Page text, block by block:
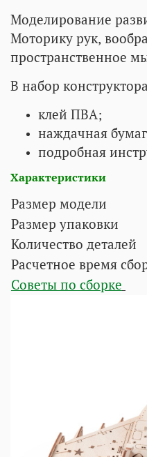
Моделирование
Моторику рук,
пространственное
В набор
клей ПВА;
наждачная
подробная
Характеристики
Размер модели
Размер упаковки
Количество деталей
Расчетное время
Советы по сборке